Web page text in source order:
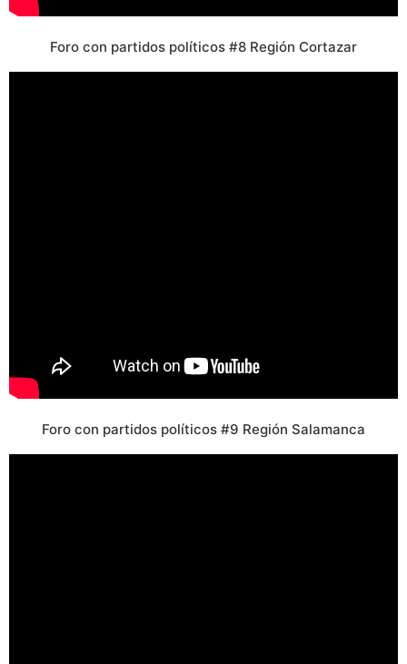
Foro con partidos políticos #8 Región Cortazar
Foro con partidos políticos #9 Región Salamanca